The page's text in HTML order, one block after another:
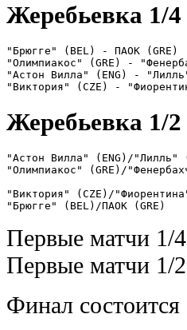
Жеребьевка 1/
"Брюгге" (BEL) - ПАОК (GRE)
"Олимпиакос" (GRE) -
"Астон Вилла" (ENG) -
Жеребьевка 1/
"Астон Вилла" (ENG)/"Лилль"
"Олимпиакос" (GRE)/
"Виктория" (CZE)/
Первые матчи 1/
Первые матчи 1/
Финал